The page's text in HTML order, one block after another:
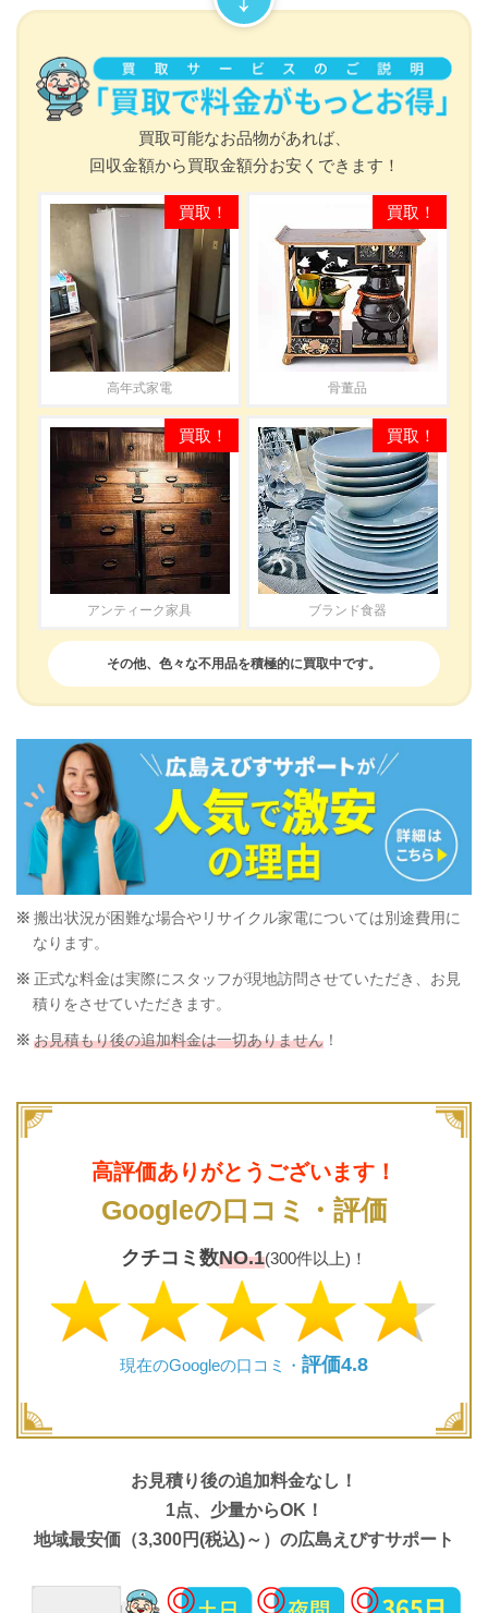
買取可能なお品物があれば、
回収金額から買取金額分お安くできます！
高年式家電 骨董品
アンティーク家具 ブランド食器
その他、色々な不用品を積極的に買取中です。
搬出状況が困難な場合やリサイクル家電については別途費用に
なります。
正式な料金は実際にスタッフが現地訪問させていただき、お見
積りをさせていただきます。
お見積もり後の追加料金は一切ありません！
高評価ありがとうございます！
Googleの口コミ・評価
クチコミ数NO.1(300件以上)！
現在のGoogleの口コミ・ 評価4.8
お見積り後の追加料金なし！
1点、少量からOK！
地域最安価（3,300円(税込)～）の広島えびすサポート